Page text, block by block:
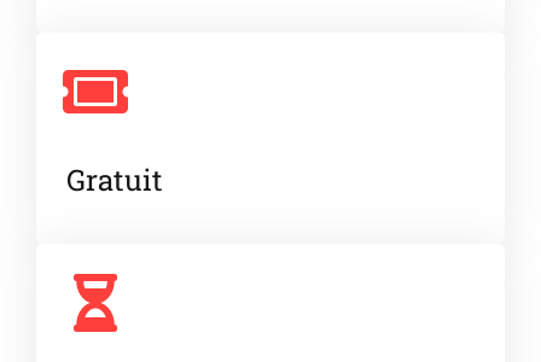
Gratuit